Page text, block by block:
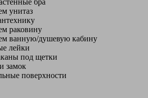
бра
унитаз
раковину
ванную/душевую кабину
лейки
под щетки
замок
поверхности